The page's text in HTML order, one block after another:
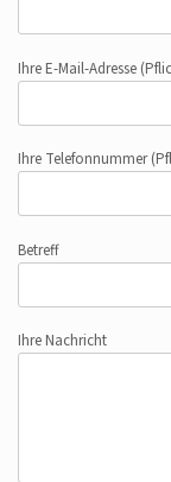
Ihre E-Mail-Adresse
Ihre Telefonnummer
Betreff
Ihre Nachricht